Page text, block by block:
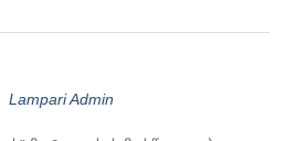
Lampari Admin